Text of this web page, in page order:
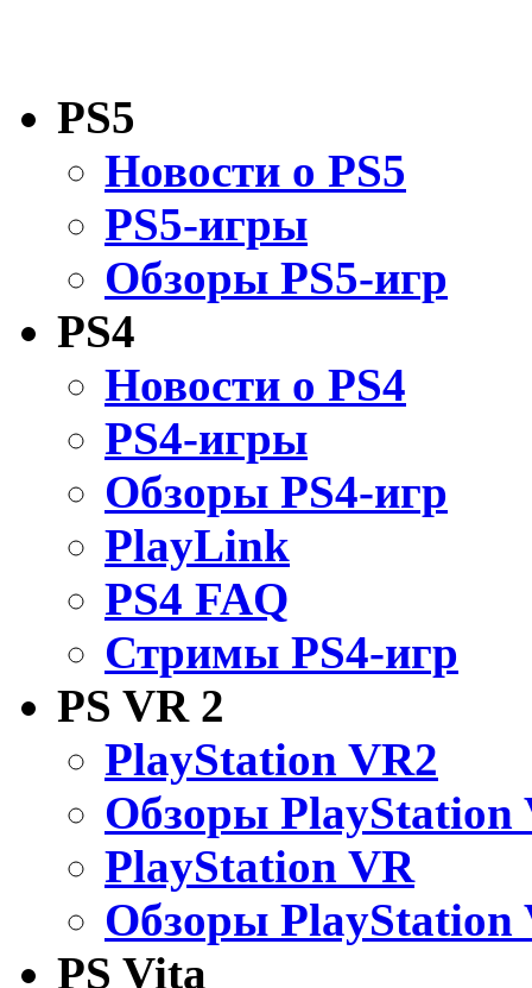
PS5
Новости о PS5
PS5-игры
Обзоры PS5-игр
PS4
Новости о PS4
PS4-игры
Обзоры PS4-игр
PlayLink
PS4 FAQ
Стримы PS4-игр
PS VR 2
PlayStation VR2
Обзоры PlayStation
PlayStation VR
Обзоры PlayStation
PS Vita